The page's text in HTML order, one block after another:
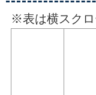
※表は横スクロ